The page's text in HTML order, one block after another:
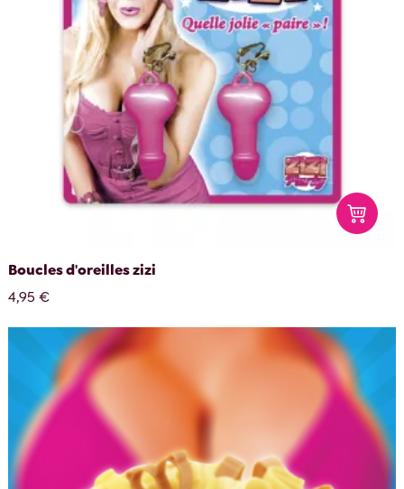
Boucles d'oreilles zizi
4,95 €